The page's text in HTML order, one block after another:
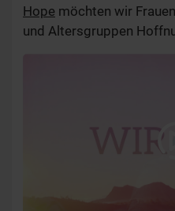
Hope möchten wir
und Altersgruppen